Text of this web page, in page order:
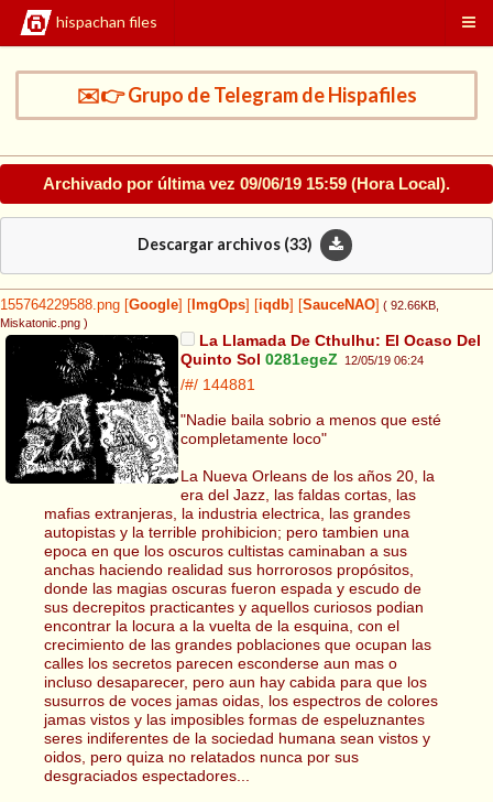
hispachan files
✉️👉 Grupo de Telegram de Hispafiles
Archivado por última vez 09/06/19 15:59 (Hora Local).
Descargar archivos (33)
155764229588.png Google ImgOps iqdb SauceNAO ( 92.66KB
Miskatonic.png )
La Llamada De Cthulhu: El Ocaso Del
Quinto Sol 0281egeZ 12/05/19 06:24
/#/ 144881
"Nadie baila sobrio a menos que esté
completamente loco"
La Nueva Orleans de los años 20, la
era del Jazz, las faldas cortas, las
mafias extranjeras, la industria electrica, las grandes
autopistas y la terrible prohibicion; pero tambien una
epoca en que los oscuros cultistas caminaban a sus
anchas haciendo realidad sus horrorosos propósitos,
donde las magias oscuras fueron espada y escudo de
sus decrepitos practicantes y aquellos curiosos podian
encontrar la locura a la vuelta de la esquina, con el
crecimiento de las grandes poblaciones que ocupan las
calles los secretos parecen esconderse aun mas o
incluso desaparecer, pero aun hay cabida para que los
susurros de voces jamas oidas, los espectros de colores
jamas vistos y las imposibles formas de espeluznantes
seres indiferentes de la sociedad humana sean vistos y
oidos, pero quiza no relatados nunca por sus
desgraciados espectadores...